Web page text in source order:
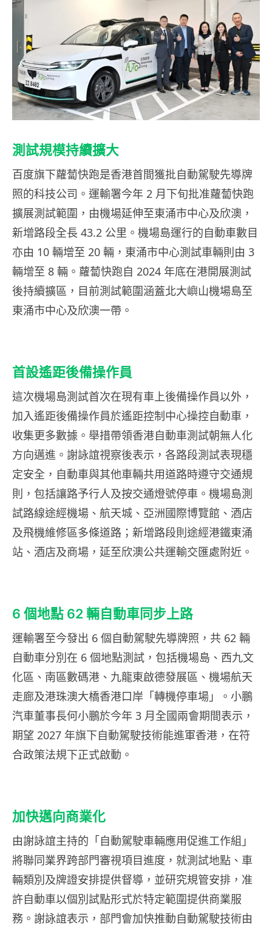
測試規模持續擴大
百度旗下蘿蔔快跑是香港首間獲批自動駕駛先導牌
照的科技公司。運輸署今年 2 月下旬批准蘿蔔快跑
擴展測試範圍，由機場延伸至東涌市中心及欣澳，
新增路段全長 43.2 公里。機場島運行的自動車數目
亦由 10 輛增至 20 輛，東涌市中心測試車輛則由 3
輛增至 8 輛。蘿蔔快跑自 2024 年底在港開展測試
後持續擴區，目前測試範圍涵蓋北大嶼山機場島至
東涌市中心及欣澳一帶。
首設遙距後備操作員
這次機場島測試首次在現有車上後備操作員以外，
加入遙距後備操作員於遙距控制中心操控自動車，
收集更多數據。舉措帶領香港自動車測試朝無人化
方向邁進。謝詠誼視察後表示，各路段測試表現穩
定安全，自動車與其他車輛共用道路時遵守交通規
則，包括讓路予行人及按交通燈號停車。機場島測
試路線途經機場、航天城、亞洲國際博覽館、酒店
及飛機維修區多條道路；新增路段則途經港鐵東涌
站、酒店及商場，延至欣澳公共運輸交匯處附近。
6 個地點 62 輛自動車同步上路
運輸署至今發出 6 個自動駕駛先導牌照，共 62 輛
自動車分別在 6 個地點測試，包括機場島、西九文
化區、南區數碼港、九龍東啟德發展區、機場航天
走廊及港珠澳大橋香港口岸「轉機停車場」。小鵬
汽車董事長何小鵬於今年 3 月全國兩會期間表示，
期望 2027 年旗下自動駕駛技術能進軍香港，在符
合政策法規下正式啟動。
加快邁向商業化
由謝詠誼主持的「自動駕駛車輛應用促進工作組」
將聯同業界跨部門審視項目進度，就測試地點、車
輛類別及牌證安排提供督導，並研究規管安排，准
許自動車以個別試點形式於特定範圍提供商業服
務。謝詠誼表示，部門會加快推動自動駕駛技術由